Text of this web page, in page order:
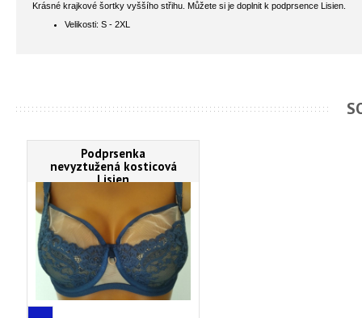
Krásné krajkové šortky vyššího střihu. Můžete si je doplnit k podprsence Lisien.
Velikosti: S - 2XL
Podprsenka
nevyztužená kosticová
Lisien